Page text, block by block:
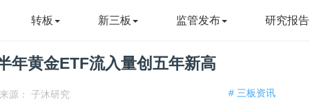
转板 新三板 监管发布 研究报告
年黄金ETF流入量创五年新高
# 三板资讯
来源： 子沐研究